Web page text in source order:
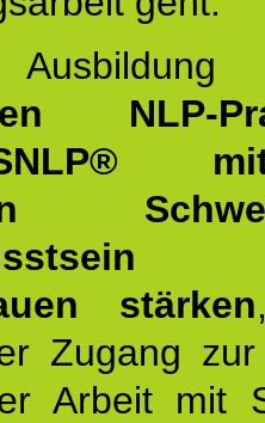
NLP-
IISNLP®
stärken
Zugang
Arbeit mit